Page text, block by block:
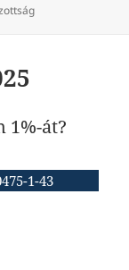
1%-át?
1-43